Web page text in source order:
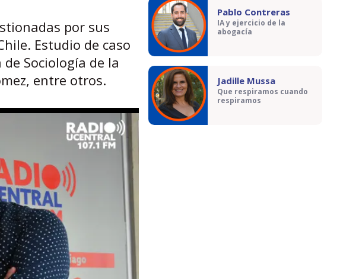
por sus
Estudio de caso
Sociología de la
entre otros.
Pablo Contreras
IA y ejercicio de la
abogacía
Jadille Mussa
Que respiramos cuando
respiramos